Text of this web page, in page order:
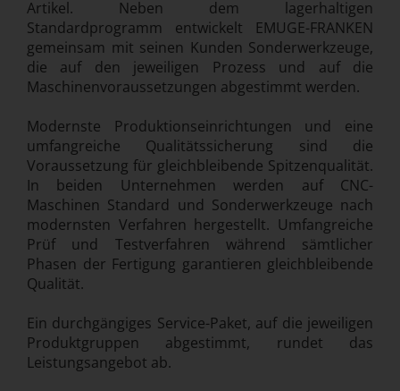
Artikel. Neben dem lagerhaltigen
Standardprogramm entwickelt EMUGE-FRANKEN
gemeinsam mit seinen Kunden Sonderwerkzeuge,
die auf den jeweiligen Prozess und auf die
Maschinenvoraussetzungen abgestimmt werden.
Modernste Produktionseinrichtungen und eine
umfangreiche Qualitätssicherung sind die
Voraussetzung für gleichbleibende Spitzenqualität.
In beiden Unternehmen werden auf CNC-
Maschinen Standard und Sonderwerkzeuge nach
modernsten Verfahren hergestellt. Umfangreiche
Prüf und Testverfahren während sämtlicher
Phasen der Fertigung garantieren gleichbleibende
Qualität.
Ein durchgängiges Service-Paket, auf die jeweiligen
Produktgruppen abgestimmt, rundet das
Leistungsangebot ab.